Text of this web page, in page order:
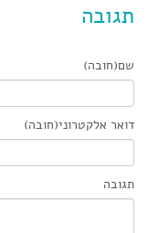
תגובה
שם(חובה)
דואר אלקטרוני(חובה)
תגובה